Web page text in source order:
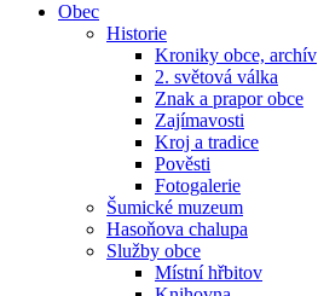
Obec
Historie
Kroniky obce, archív
2. světová válka
Znak a prapor obce
Zajímavosti
Kroj a tradice
Pověsti
Fotogalerie
Šumické muzeum
Hasoňova chalupa
Služby obce
Místní hřbitov